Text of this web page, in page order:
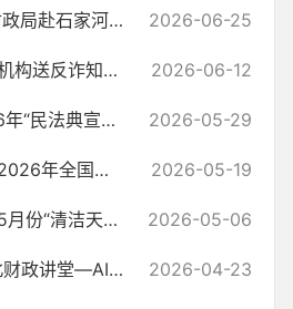
探寻史前文明 市财政局赴石家河遗址博物馆参观学习 2026-06-25
天门财政联合金融机构送反诈知识下乡 筑牢乡村防非“安全墙” 2026-06-12
市财政局开展2026年“民法典宣传月”活动 2026-05-29
市财政局有序开展2026年全国会计专业技术初级资格考试组织保障工作 2026-05-19
天门市财政局开展5月份“清洁天门”活动 2026-05-06
市财政局开展“湖北财政讲堂—AI+财政”培训 2026-04-23